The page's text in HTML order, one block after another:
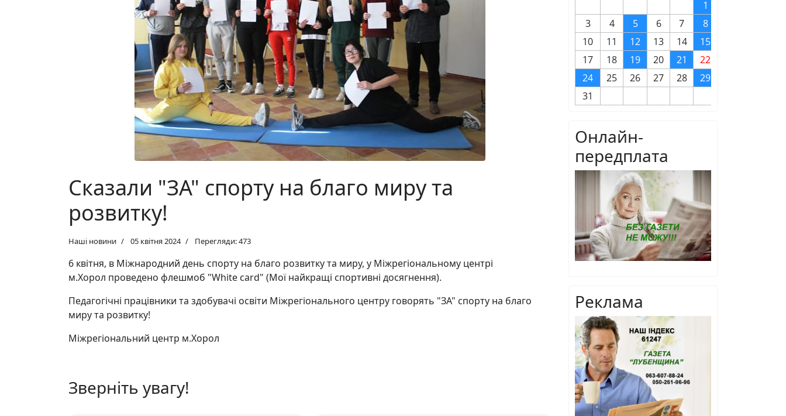
Сказали "ЗА" спорту на благо миру та
розвитку!
Наші новини 05 квітня 2024 Перегляди: 473
6 квітня, в Міжнародний день спорту на благо розвитку та миру, у Міжрегіональному центрі
м.Хорол проведено флешмоб "White card" (Мої найкращі спортивні досягнення).
Педагогічні працівники та здобувачі освіти Міжрегіонального центру говорять "ЗА" спорту на благо
миру та розвитку!
Міжрегіональний центр м.Хорол
Зверніть увагу!
1
3
4 5 6 7 8
10
11 12 13 14 15
17
18 19 20 21 22
24
25 26 27 28 29
31
Онлайн-
передплата
Реклама